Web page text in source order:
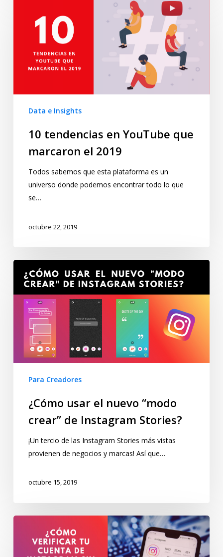
Data e Insights
10 tendencias en YouTube que
marcaron el 2019
Todos sabemos que esta plataforma es un
universo donde podemos encontrar todo lo que
se…
octubre 22, 2019
Para Creadores
¿Cómo usar el nuevo “modo
crear” de Instagram Stories?
¡Un tercio de las Instagram Stories más vistas
provienen de negocios y marcas! Así que…
octubre 15, 2019